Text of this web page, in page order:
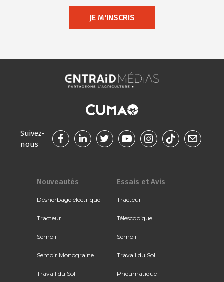
JE M'INSCRIS
Suivez-
nous
Nouveautés
Désherbage électrique
Tracteur
Semoir
Semoir Monograine
Travail du Sol
Essais et Avis
Tracteur
Télescopique
Semoir
Travail du Sol
Pneumatique